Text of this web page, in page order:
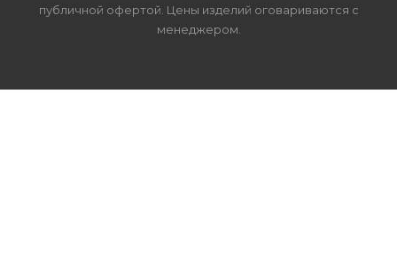
публичной офертой. Цены изделий оговариваются с
менеджером.